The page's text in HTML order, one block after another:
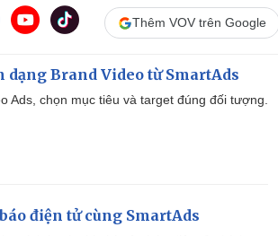
Thêm VOV trên Google
Brand Video từ SmartAds
Ads, chọn mục tiêu và target đúng đối tượng.
điện tử cùng SmartAds